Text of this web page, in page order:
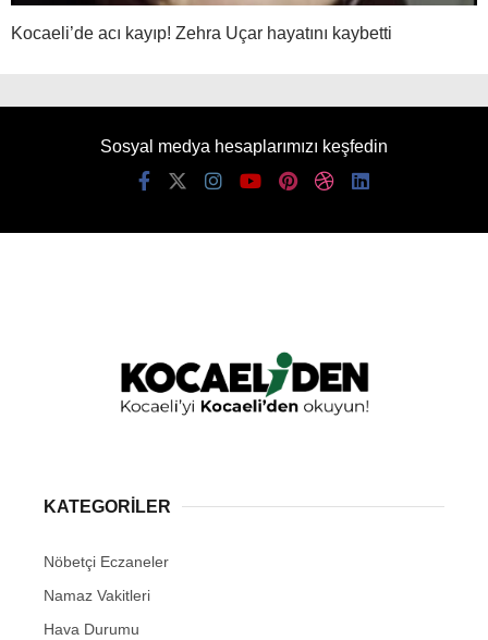
Kocaeli’de acı kayıp! Zehra Uçar hayatını kaybetti
Sosyal medya hesaplarımızı keşfedin
KATEGORİLER
Nöbetçi Eczaneler
Namaz Vakitleri
Hava Durumu